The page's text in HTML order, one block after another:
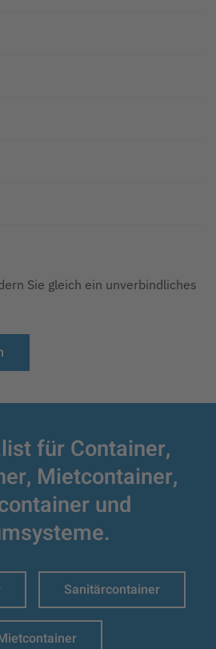
Sie gleich ein unverbindliches
für Container,
Mietcontainer,
und
Sanitärcontainer